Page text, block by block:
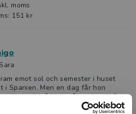
moms
151 kr
emot sol och semester i huset
i Spanien. Men en dag får hon
I trädgården står en hund. Och